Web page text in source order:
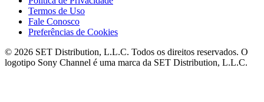
Termos de Uso
Fale Conosco
Preferências de Cookies
© 2026 SET Distribution, L.L.C. Todos os direitos reservados. O
logotipo Sony Channel é uma marca da SET Distribution, L.L.C.